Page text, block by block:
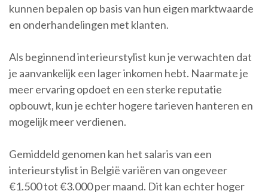
kunnen bepalen op basis van hun eigen marktwaarde
en onderhandelingen met klanten.
Als beginnend interieurstylist kun je verwachten dat
je aanvankelijk een lager inkomen hebt. Naarmate je
meer ervaring opdoet en een sterke reputatie
opbouwt, kun je echter hogere tarieven hanteren en
mogelijk meer verdienen.
Gemiddeld genomen kan het salaris van een
interieurstylist in België variëren van ongeveer
€1.500 tot €3.000 per maand. Dit kan echter hoger